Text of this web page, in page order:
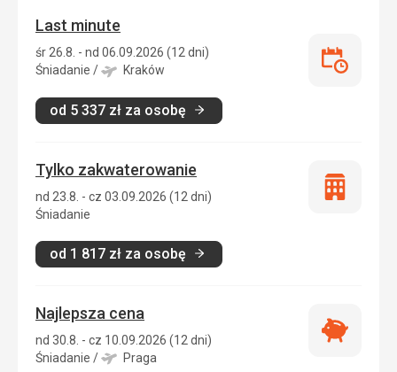
Last minute
śr 26.8. - nd 06.09.2026 (12 dni)
Śniadanie / Kraków
od 5 337 zł za osobę
Last
Tylko zakwaterowanie
nd 23.8. - cz 03.09.2026 (12 dni)
Śniadanie
od 1 817 zł za osobę
Tylko
Najlepsza cena
nd 30.8. - cz 10.09.2026 (12 dni)
Śniadanie / Praga
Najlepsza